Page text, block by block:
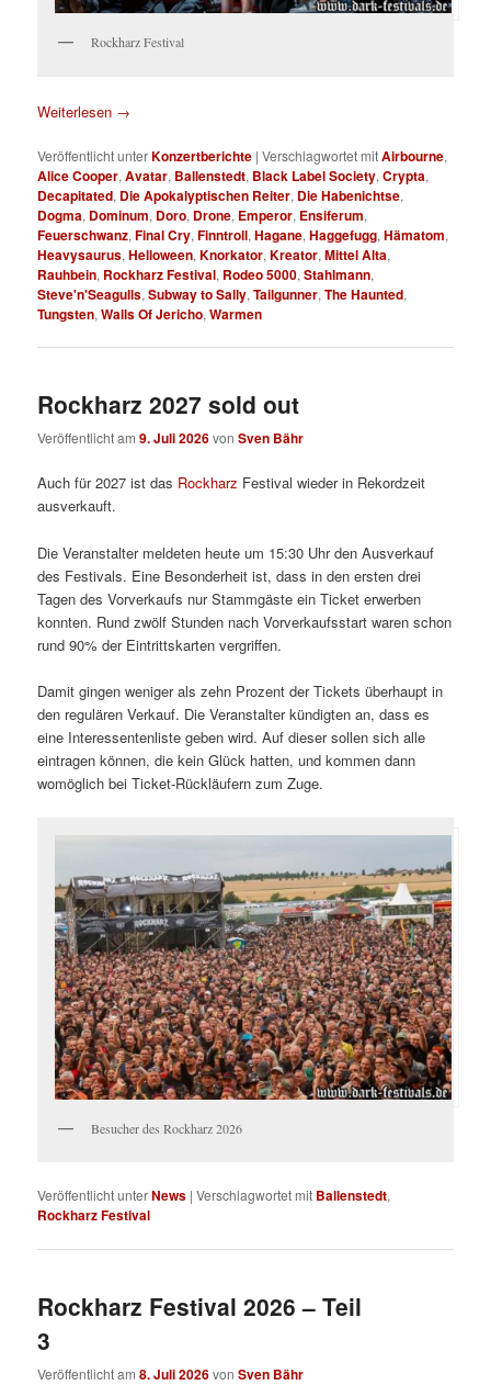
Rockharz Festival
Weiterlesen →
Veröffentlicht unterKonzertberichte |Verschlagwortet mitAirbourne,
Alice Cooper,Avatar, Ballenstedt, Black Label Society,Crypta,
Decapitated, Die Apokalyptischen Reiter, Die Habenichtse,
Dogma, Dominum, Doro, Drone, Emperor, Ensiferum,
Feuerschwanz,Final Cry,Finntroll,Hagane,Haggefugg,Hämatom,
Heavysaurus,Helloween,Knorkator,Kreator,Mittel Alta,
Rauhbein, Rockharz Festival, Rodeo 5000,Stahlmann,
Steve'n'Seagulls,Subway to Sally,Tailgunner,The Haunted,
Tungsten,Walls Of Jericho,Warmen
Rockharz 2027 sold out
Veröffentlicht am9. Juli 2026vonSven Bähr
Auch für 2027 ist das Rockharz Festival wieder in Rekordzeit
ausverkauft.
Die Veranstalter meldeten heute um 15:30 Uhr den Ausverkauf
des Festivals. Eine Besonderheit ist, dass in den ersten drei
Tagen des Vorverkaufs nur Stammgäste ein Ticket erwerben
konnten. Rund zwölf Stunden nach Vorverkaufsstart waren schon
rund 90% der Eintrittskarten vergriffen.
Damit gingen weniger als zehn Prozent der Tickets überhaupt in
den regulären Verkauf. Die Veranstalter kündigten an, dass es
eine Interessentenliste geben wird. Auf dieser sollen sich alle
eintragen können, die kein Glück hatten, und kommen dann
womöglich bei Ticket-Rückläufern zum Zuge.
Besucher des Rockharz 2026
Veröffentlicht unterNews |Verschlagwortet mit Ballenstedt,
Rockharz Festival
Rockharz Festival 2026 – Teil
3
Veröffentlicht am8. Juli 2026vonSven Bähr